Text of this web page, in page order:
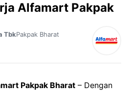
Alfamart Pakpak
TbkPakpak Bharat
Pakpak Bharat – Dengan